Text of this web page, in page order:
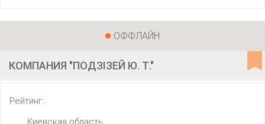
ОФФЛАЙН
КОМПАНИЯ "ПОДЗІЗЕЙ Ю. Т."
Рейтинг:
Киевская область